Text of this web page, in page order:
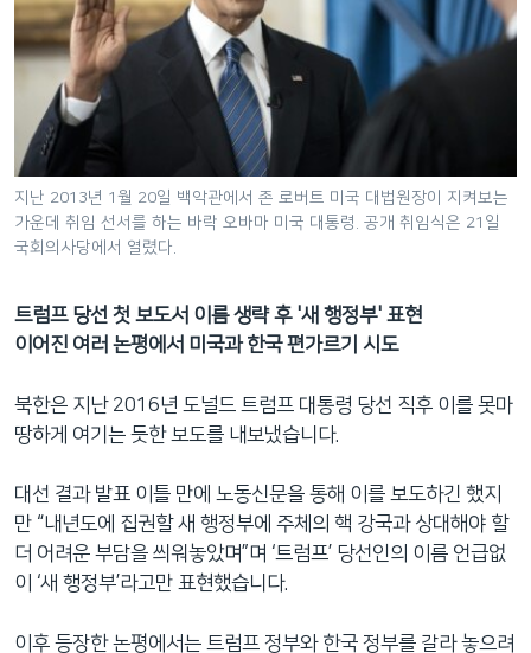
지난 2013년 1월 20일 백악관에서 존 로버트 미국 대법원장이 지켜보는
가운데 취임 선서를 하는 바락 오바마 미국 대통령. 공개 취임식은 21일
국회의사당에서 열렸다.
트럼프 당선 첫 보도서 이름 생략 후 '새 행정부' 표현
이어진 여러 논평에서 미국과 한국 편가르기 시도
북한은 지난 2016년 도널드 트럼프 대통령 당선 직후 이를 못마
땅하게 여기는 듯한 보도를 내보냈습니다.
대선 결과 발표 이틀 만에 노동신문을 통해 이를 보도하긴 했지
만 “내년도에 집권할 새 행정부에 주체의 핵 강국과 상대해야 할
더 어려운 부담을 씌워놓았며”며 ‘트럼프’ 당선인의 이름 언급없
이 ‘새 행정부’라고만 표현했습니다.
이후 등장한 논평에서는 트럼프 정부와 한국 정부를 갈라 놓으려